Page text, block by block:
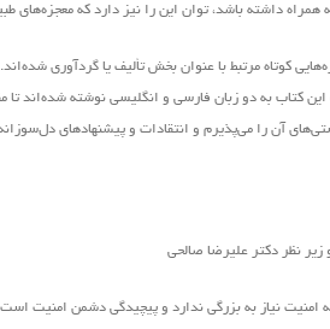
همراه داشته باشد، توان این را نیز دارد که معجزه‌های
مرتبط با عنوان بخش تألیف یا گردآوری شده‌اند.
این کتاب به دو زبان فارسی و انگلیسی نوشته
آن را می‌پذیرم و انتقادات و پیشنهاد‌های
نیاز به بزرگی ندارد و پیچیدگی دشمن امنیت